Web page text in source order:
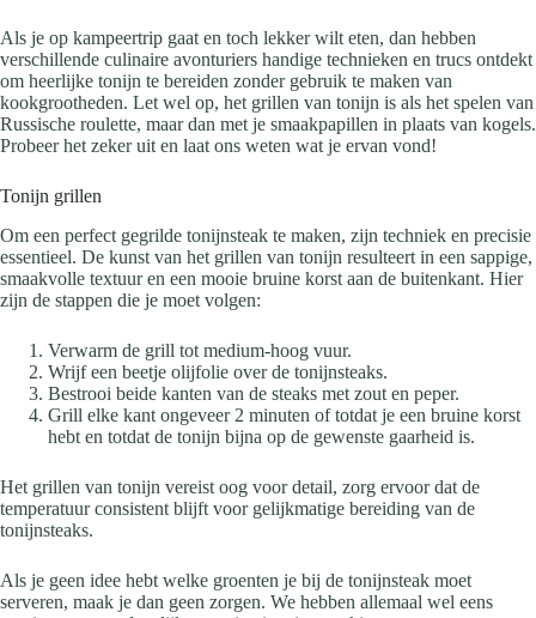
Als je op kampeertrip gaat en toch lekker wilt eten, dan hebben
verschillende culinaire avonturiers handige technieken en trucs ontdekt
om heerlijke tonijn te bereiden zonder gebruik te maken van
kookgrootheden. Let wel op, het grillen van tonijn is als het spelen van
Russische roulette, maar dan met je smaakpapillen in plaats van kogels.
Probeer het zeker uit en laat ons weten wat je ervan vond!
Tonijn grillen
Om een perfect gegrilde tonijnsteak te maken, zijn techniek en precisie
essentieel. De kunst van het grillen van tonijn resulteert in een sappige,
smaakvolle textuur en een mooie bruine korst aan de buitenkant. Hier
zijn de stappen die je moet volgen:
Verwarm de grill tot medium-hoog vuur.
Wrijf een beetje olijfolie over de tonijnsteaks.
Bestrooi beide kanten van de steaks met zout en peper.
Grill elke kant ongeveer 2 minuten of totdat je een bruine korst
hebt en totdat de tonijn bijna op de gewenste gaarheid is.
Het grillen van tonijn vereist oog voor detail, zorg ervoor dat de
temperatuur consistent blijft voor gelijkmatige bereiding van de
tonijnsteaks.
Als je geen idee hebt welke groenten je bij de tonijnsteak moet
serveren, maak je dan geen zorgen. We hebben allemaal wel eens